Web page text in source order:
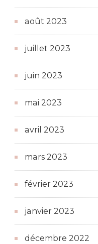
août 2023
juillet 2023
juin 2023
mai 2023
avril 2023
mars 2023
février 2023
janvier 2023
décembre 2022